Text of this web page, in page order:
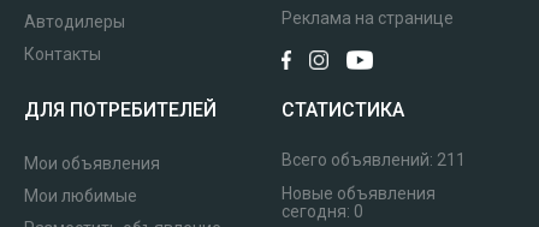
Автодилеры
Контакты
Реклама на странице
ДЛЯ ПОТРЕБИТЕЛЕЙ
Мои объявления
Мои любимые
СТАТИСТИКА
Всего объявлений: 211
Новые объявления
сегодня: 0